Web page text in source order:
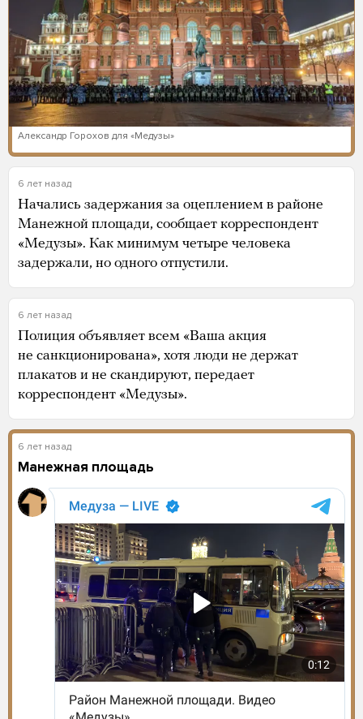
Александр Горохов для «Медузы»
6 лет назад
Начались задержания за оцеплением в районе
Манежной площади, сообщает корреспондент
«Медузы». Как минимум четыре человека
задержали, но одного отпустили.
6 лет назад
Полиция объявляет всем «Ваша акция
не санкционирована», хотя люди не держат
плакатов и не скандируют, передает
корреспондент «Медузы».
6 лет назад
Манежная площадь